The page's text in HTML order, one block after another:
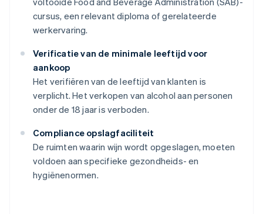
cursus, een relevant diploma of gerelateerde
werkervaring.
Verificatie van de minimale leeftijd voor
aankoop
Het verifiëren van de leeftijd van klanten is
verplicht. Het verkopen van alcohol aan personen
onder de 18 jaar is verboden.
Compliance opslagfaciliteit
De ruimten waarin wijn wordt opgeslagen, moeten
voldoen aan specifieke gezondheids- en
hygiënenormen.